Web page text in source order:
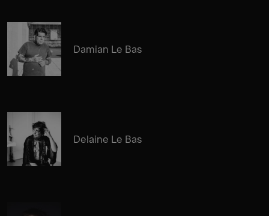
Damian Le Bas
Delaine Le Bas